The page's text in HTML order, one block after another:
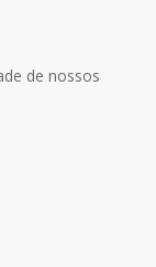
de nossos